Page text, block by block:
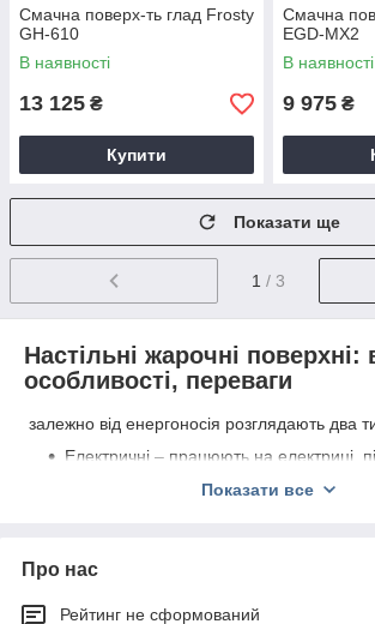
Смачна поверх-ть глад Frosty
GH-610
В наявності
13 125 ₴
Купити
Смачна
EGD-MX2
В наявності
9 975 ₴
Показати ще
1 / 3
Настільні жарочні поверхні:
особливості, переваги
залежно від енергоносія розглядають два
Електричні – працюють на електриці,
нержавіючої сталі, а сама поверхня
Газовые – подключаются к
Показати все
Про нас
Рейтинг не сформований